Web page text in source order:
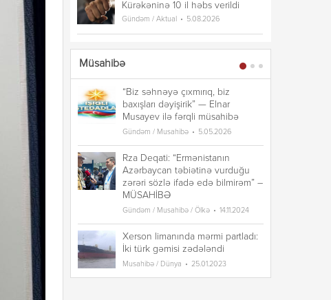
Kürəkəninə 10 il həbs verildi
Gündəm / Aktual 5.08.2026
Müsahibə
“Biz səhnəyə çıxmırıq, biz
baxışları dəyişirik” — Elnar
Musayev ilə fərqli müsahibə
Gündəm / Musahibə 5.05.2026
Rza Deqati: “Ermənistanın
Azərbaycan təbiətinə vurduğu
zərəri sözlə ifadə edə bilmirəm” –
MÜSAHİBƏ
Gündəm / Musahibə / Ölkə 14.11.2024
Xerson limanında mərmi partladı:
İki türk gəmisi zədələndi
Musahibə / Dünya 25.01.2023